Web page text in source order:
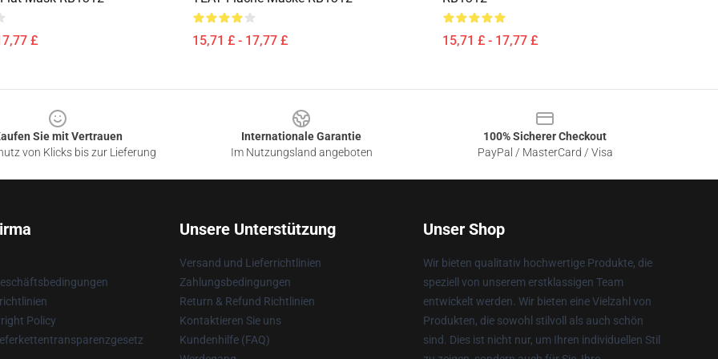
£ 15,71 £ - 17,77 £ 15,71 £ - 17,77 £
Sie mit Vertrauen
von Klicks bis zur Lieferung
Internationale Garantie
Im Nutzungsland angeboten
100% Sicherer Checkout
PayPal / MasterCard / Visa
Policy
Unsere Unterstützung
Versand und Lieferrichtlinien
Zahlungsbedingungen
Return & Refund Richtlinien
Kontaktieren Sie uns
Kundenhilfe (FAQ)
Unser Shop
Wir bieten qualitativ hochwertige Produkte, die
speziell von unserem erstklassigen Team
entwickelt werden. Wir bieten eine Vielzahl von
Produkten, die sowohl stilvoll als auch schön
sind. Dies ist nicht nur, um Ihren individuellen Stil